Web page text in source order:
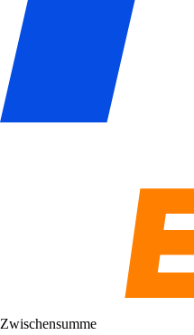
Zwischensumme